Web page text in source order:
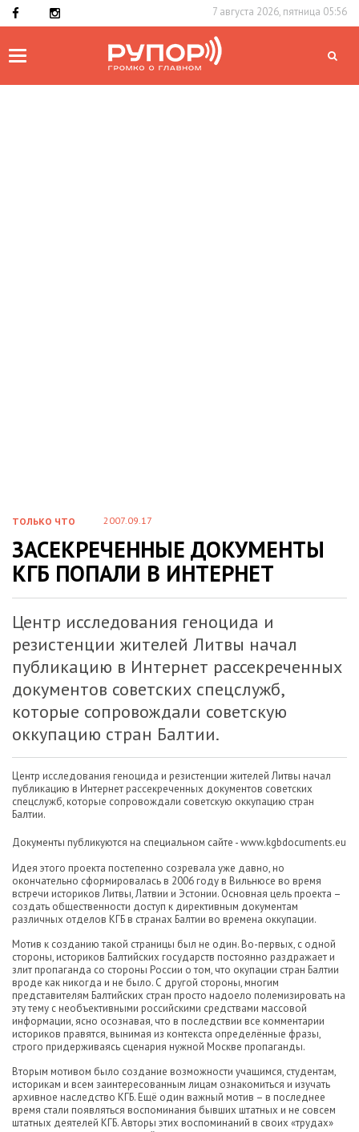
7 августа 2026, пятница 05:56
Toggle
ТОЛЬКО ЧТО 2007.09.17
ЗАСЕКРЕЧЕННЫЕ ДОКУМЕНТЫ
КГБ ПОПАЛИ В ИНТЕРНЕТ
Центр исследования геноцида и
резистенции жителей Литвы начал
публикацию в Интернет рассекреченных
документов советских спецслужб,
которые сопровождали советскую
оккупацию стран Балтии.
Центр исследования геноцида и резистенции жителей Литвы начал
публикацию в Интернет рассекреченных документов советских
спецслужб, которые сопровождали советскую оккупацию стран
Балтии.
Документы публикуются на специальном сайте - www.kgbdocuments.eu
Идея этого проекта постепенно созревала уже давно, но
окончательно сформировалась в 2006 году в Вильнюсе во время
встречи историков Литвы, Латвии и Эстонии. Основная цель проекта –
создать общественности доступ к директивным документам
различных отделов КГБ в странах Балтии во времена оккупации.
Мотив к созданию такой страницы был не один. Во-первых, с одной
стороны, историков Балтийских государств постоянно раздражает и
злит пропаганда со стороны России о том, что окупации стран Балтии
вроде как никогда и не было. С другой стороны, многим
представителям Балтийских стран просто надоело полемизировать на
эту тему с необъективными российскими средствами массовой
информации, ясно осознавая, что в последствии все комментарии
историков правятся, вынимая из контекста определённые фразы,
строго придерживаясь сценария нужной Москве пропаганды.
Вторым мотивом было создание возможности учащимся, студентам,
историкам и всем заинтересованным лицам ознакомиться и изучать
архивное наследство КГБ. Ещё один важный мотив – в последнее
время стали появляться воспоминания бывших штатных и не совсем
штатных деятелей КГБ. Авторы этих воспоминаний в своих «трудах»